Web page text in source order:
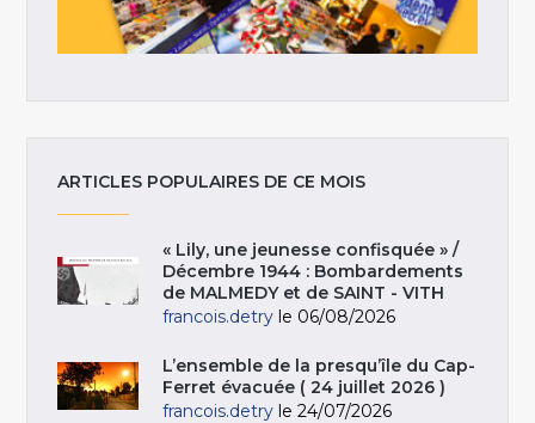
ARTICLES POPULAIRES DE CE MOIS
« Lily, une jeunesse confisquée » /
Décembre 1944 : Bombardements
de MALMEDY et de SAINT - VITH
francois.detry le 06/08/2026
L’ensemble de la presqu’île du Cap-
Ferret évacuée ( 24 juillet 2026 )
francois.detry le 24/07/2026